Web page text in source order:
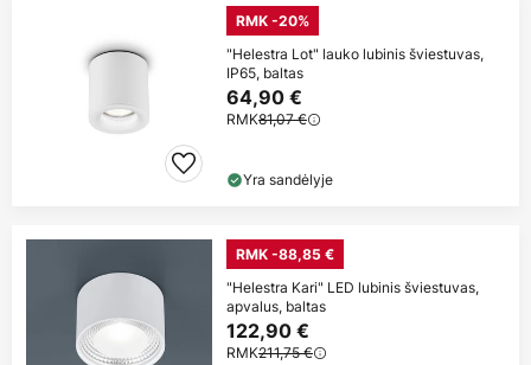
RMK -20%
"Helestra Lot" lauko lubinis šviestuvas,
IP65, baltas
64,90 €
RMK81,07 €
Yra sandėlyje
RMK -88,85 €
"Helestra Kari" LED lubinis šviestuvas,
apvalus, baltas
122,90 €
RMK211,75 €